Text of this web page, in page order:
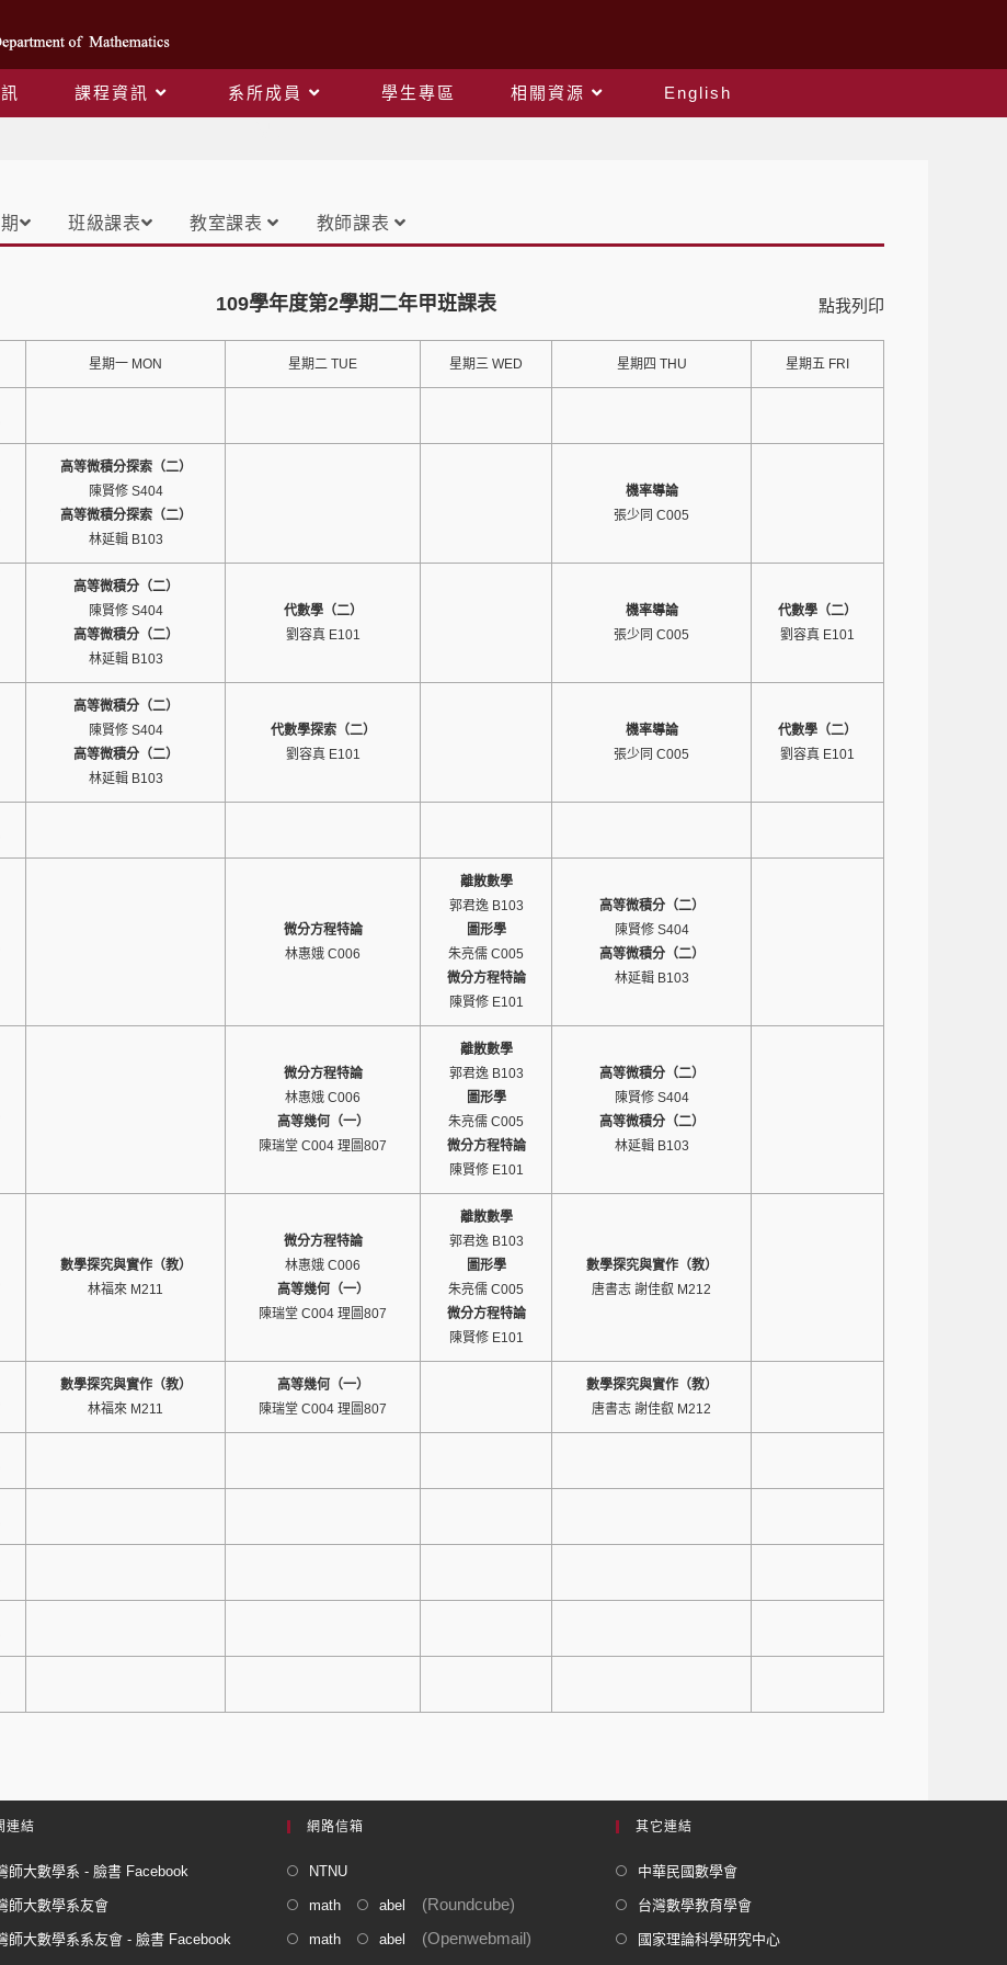
課程資訊 系所成員 學生專區 相關資源
English
班級課表 教室課表 教師課表
點我列印
109學年度第2學期二年甲班課表
星期一 MON 星期二 TUE 星期三 WED 星期四 THU 星期五 FRI
高等微積分探索（二）
陳賢修 S404
高等微積分探索（二）
林延輯 B103
機率導論
張少同 C005
高等微積分（二）
陳賢修 S404
高等微積分（二）
林延輯 B103
代數學（二）
劉容真 E101
機率導論
張少同 C005
代數學（二）
劉容真 E101
高等微積分（二）
陳賢修 S404
高等微積分（二）
林延輯 B103
代數學探索（二）
劉容真 E101
機率導論
張少同 C005
代數學（二）
劉容真 E101
微分方程特論
林惠娥 C006
離散數學
郭君逸 B103
圖形學
朱亮儒 C005
微分方程特論
陳賢修 E101
高等微積分（二）
陳賢修 S404
高等微積分（二）
林延輯 B103
微分方程特論
林惠娥 C006
高等幾何（一）
陳瑞堂 C004 理圖807
離散數學
郭君逸 B103
圖形學
朱亮儒 C005
微分方程特論
陳賢修 E101
高等微積分（二）
陳賢修 S404
高等微積分（二）
林延輯 B103
數學探究與實作（教）
林福來 M211
微分方程特論
林惠娥 C006
高等幾何（一）
陳瑞堂 C004 理圖807
離散數學
郭君逸 B103
圖形學
朱亮儒 C005
微分方程特論
陳賢修 E101
數學探究與實作（教）
唐書志 謝佳叡 M212
數學探究與實作（教）
林福來 M211
高等幾何（一）
陳瑞堂 C004 理圖807
數學探究與實作（教）
唐書志 謝佳叡 M212
連結
師大數學系 - 臉書 Facebook
師大數學系友會
師大數學系系友會 - 臉書 Facebook
網路信箱
NTNU
math abel (Roundcube)
math abel (Openwebmail)
其它連結
中華民國數學會
台灣數學教育學會
國家理論科學研究中心